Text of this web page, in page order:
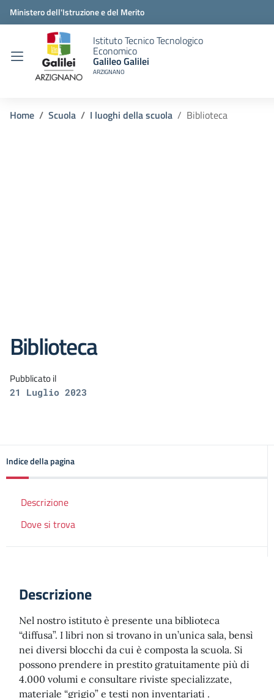
Ministero dell'Istruzione e del Merito
Istituto Tecnico Tecnologico
Economico
Galileo Galilei
ARZIGNANO
Home Scuola I luoghi della scuola Biblioteca
Biblioteca
Pubblicato il
21 Luglio 2023
Indice della pagina
Descrizione
Dove si trova
Descrizione
Nel nostro istituto è presente una biblioteca
“diffusa”. I libri non si trovano in un’unica sala, bensì
nei diversi blocchi da cui è composta la scuola. Si
possono prendere in prestito gratuitamente più di
4.000 volumi e consultare riviste specializzate,
materiale “grigio” e testi non inventariati .